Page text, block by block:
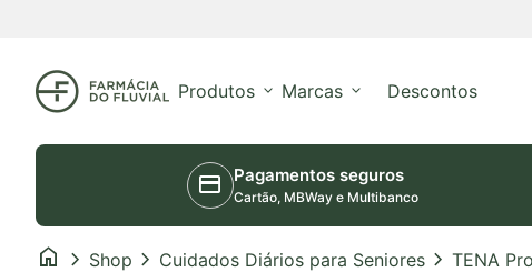
Início Produtos expand_more Marcas expand_more Descontos
credit_card Pagamentos seguros
Cartão, MBWay e Multibanco
home chevron_right Shop chevron_right Cuidados Diários para Seniores chevron_right TENA